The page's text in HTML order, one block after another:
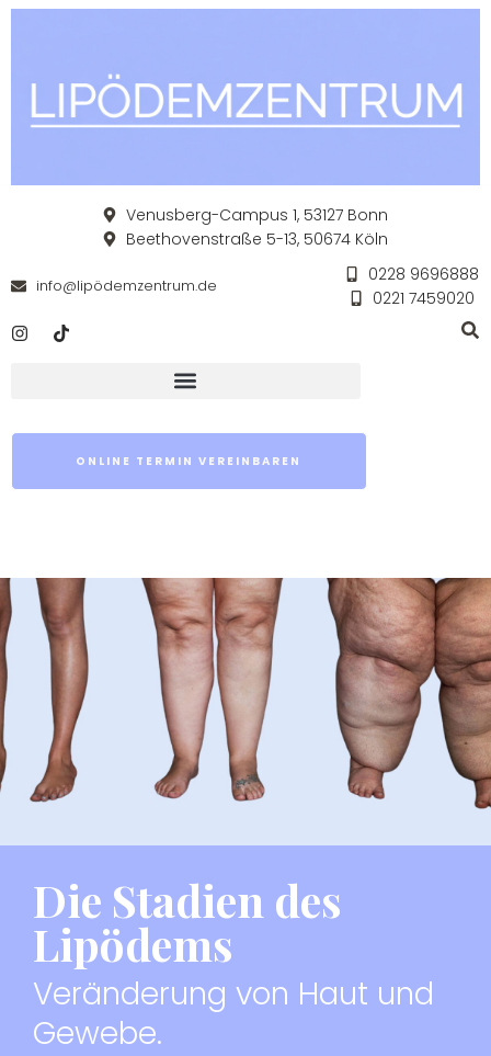
Venusberg-Campus 1, 53127 Bonn
Beethovenstraße 5-13, 50674 Köln
info@lipödemzentrum.de
0228 9696888
0221 7459020
ONLINE TERMIN VEREINBAREN
Die Stadien des
Lipödems
Veränderung von Haut und
Gewebe.